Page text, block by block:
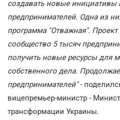
создавать новые
предпринимателей. Одна из
программа "Отважная".
сообщество 5 тысяч
получить новые ресурсы для
собственного дела.
предпринимателей"-
вицепремьер-министр -
трансформации Украины.